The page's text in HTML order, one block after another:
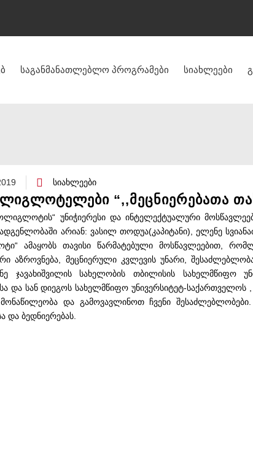
საგანმანათლებლო პროგრამები სიახლეები
სიახლეები
“,,მეცნიერებათა
უნიჭიერესი და ინტელექტუალური
არიან: ვასილ თოდუა(კაპიტანი), ელენე
ამაყობს თავისი წარმატებული მოსწავლეებით,
აზროვნება, მეცნიერული კვლევის უნარი,
ჯავახიშვილის სახელობის თბილისის სახელმწიფო
და სან დიეგოს სახელმწიფო უნივერსიტეტ-საქართველოს
და გამოვავლინოთ ჩვენი
და ბედნიერებას.